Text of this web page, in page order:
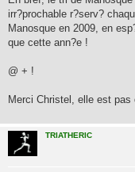
irr?prochable r?serv?
Manosque en 2009, en
que cette ann?e !
@ + !
Merci Christel, elle est pas
TRIATHERIC